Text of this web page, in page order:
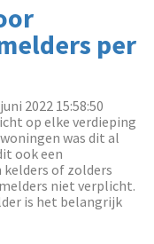
per
2022 15:58:50
op elke verdieping
was dit al
ook een
of zolders
niet verplicht.
is het belangrijk